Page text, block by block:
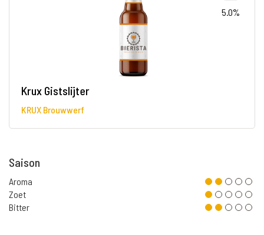
5.0%
Krux Gistslijter
KRUX Brouwwerf
Saison
Aroma
Zoet
Bitter